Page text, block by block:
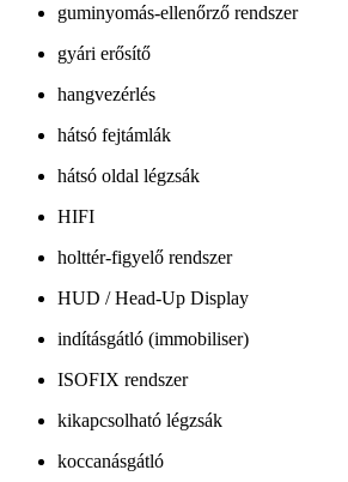
guminyomás-ellenőrző rendszer
gyári erősítő
hangvezérlés
hátsó fejtámlák
hátsó oldal légzsák
HIFI
holttér-figyelő rendszer
HUD / Head-Up Display
indításgátló (immobiliser)
ISOFIX rendszer
kikapcsolható légzsák
koccanásgátló